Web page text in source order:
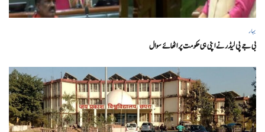
بہار
بی جے پی لیڈر نے اپنی ہی حکومت پر اٹھائے سوال